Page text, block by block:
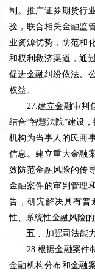
制。推广证券期货行
验，联合相关金融监
业资源优势，防范和
和权利救济渠道，通
促进金融纠纷依法、
权益。
27.建立金融审判
结合“智慧法院”建设
机构为当事人的民商
信息。建立重大金融
效防范金融风险的传
金融案件的审判管理
告，研宄解决具有普
性、系统性金融风险
五 、加强司法能
28.根据金融案件
金融机构分布和金融